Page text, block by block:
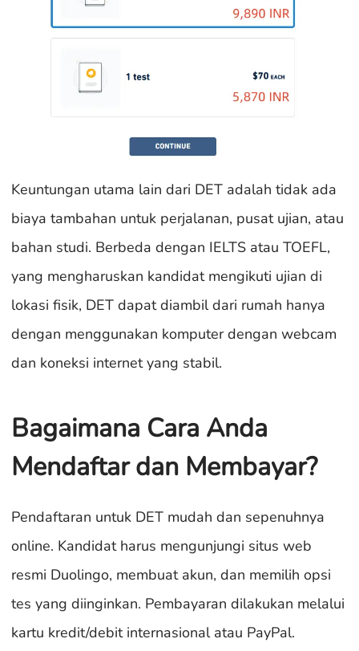
Keuntungan utama lain dari DET adalah tidak ada
biaya tambahan untuk perjalanan, pusat ujian, atau
bahan studi. Berbeda dengan IELTS atau TOEFL,
yang mengharuskan kandidat mengikuti ujian di
lokasi fisik, DET dapat diambil dari rumah hanya
dengan menggunakan komputer dengan webcam
dan koneksi internet yang stabil.
Bagaimana Cara Anda
Mendaftar dan Membayar?
Pendaftaran untuk DET mudah dan sepenuhnya
online. Kandidat harus mengunjungi situs web
resmi Duolingo, membuat akun, dan memilih opsi
tes yang diinginkan. Pembayaran dilakukan melalui
kartu kredit/debit internasional atau PayPal.